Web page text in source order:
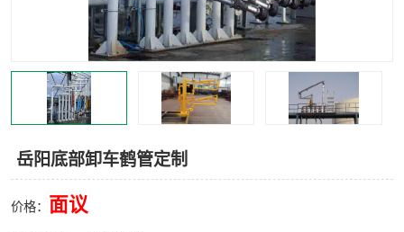
岳阳底部卸车鹤管定制
价格： 面议
顶部鹤管
底部鹤管 低温鹤管
浮动出油装置 鹤管
车臂